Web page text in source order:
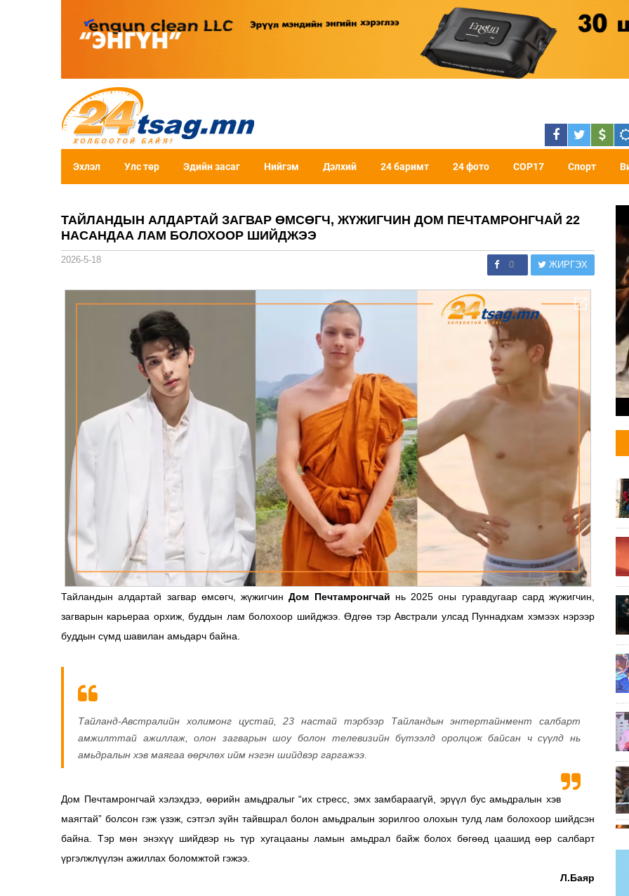
Эхлэл Улс төр Эдийн засаг Нийгэм Дэлхий 24 баримт 24 фото COP17 Спорт
ТАЙЛАНДЫН АЛДАРТАЙ ЗАГВАР ӨМСӨГЧ, ЖҮЖИГЧИН ДОМ ПЕЧТАМРОНГЧАЙ 22
НАСАНДАА ЛАМ БОЛОХООР ШИЙДЖЭЭ
2026-5-18 0 ЖИРГЭХ
Тайландын алдартай загвар өмсөгч, жүжигчинДом Печтамронгчай нь 2025 оны гуравдугаар сард жүжигчин,
загварын карьераа орхиж, буддын лам болохоор шийджээ. Өдгөө тэр Австрали улсад Пуннадхам хэмээх нэрээр
буддын сүмд шавилан амьдарч байна.
Тайланд-Австралийн холимонг цустай, 23 настай тэрбээр Тайландын энтертайнмент салбарт
амжилттай ажиллаж, олон загварын шоу болон телевизийн бүтээлд оролцож байсан ч сүүлд нь
амьдралын хэв маягаа өөрчлөх ийм нэгэн шийдвэр гаргажээ.
Дом Печтамронгчай хэлэхдээ, өөрийн амьдралыг “их стресс, эмх замбараагүй, эрүүл бус амьдралын хэв
маягтай” болсон гэж үзэж, сэтгэл зүйн тайвшрал болон амьдралын зорилгоо олохын тулд лам болохоор шийдсэн
байна. Тэр мөн энэхүү шийдвэр нь түр хугацааны ламын амьдрал байж болох бөгөөд цаашид өөр салбарт
үргэлжлүүлэн ажиллах боломжтой гэжээ.
Л.Баяр